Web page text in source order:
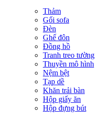
Thảm
Gối sofa
Đèn
Ghế đôn
Đồng hồ
Tranh treo tường
Thuyền mô hình
Nệm bệt
Tạp dề
Khăn trải bàn
Hộp giấy ăn
Hộp đựng bút